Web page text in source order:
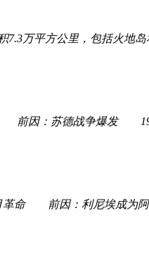
万平方公里，包括火
苏德战争爆发 1941
前因：利尼埃成为阿